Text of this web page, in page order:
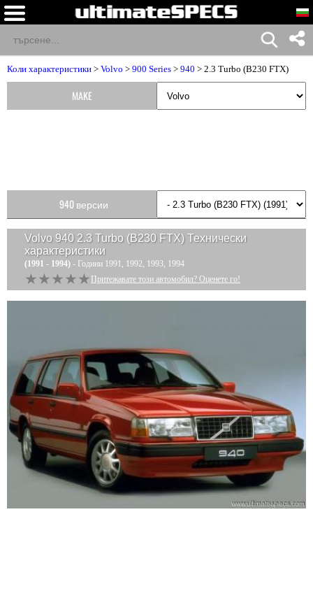
Коли характеристики > Volvo > 900 Series > 940 > 2.3 Turbo (B230 FTX)
Volvo 940 2.3 Turbo (B230 FTX)Технически
характеристики
(1991 - 1994) - Години 1991, 1992, 1993, 1994
★★★★★
★★★★★ Притежавате този автомобил? Оценете го!
MAKE
940 версии